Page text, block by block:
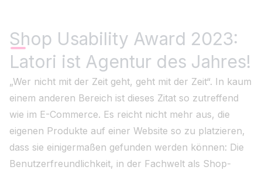
Blog
Kontakt
EN|DE
Shop Usability Award 2023:
Latori ist Agentur des Jahres!
„Wer nicht mit der Zeit geht, geht mit der Zeit“. In kaum
einem anderen Bereich ist dieses Zitat so zutreffend
wie im E-Commerce. Es reicht nicht mehr aus, die
eigenen Produkte auf einer Website so zu platzieren,
dass sie einigermaßen gefunden werden können: Die
Benutzerfreundlichkeit, in der Fachwelt als Shop-